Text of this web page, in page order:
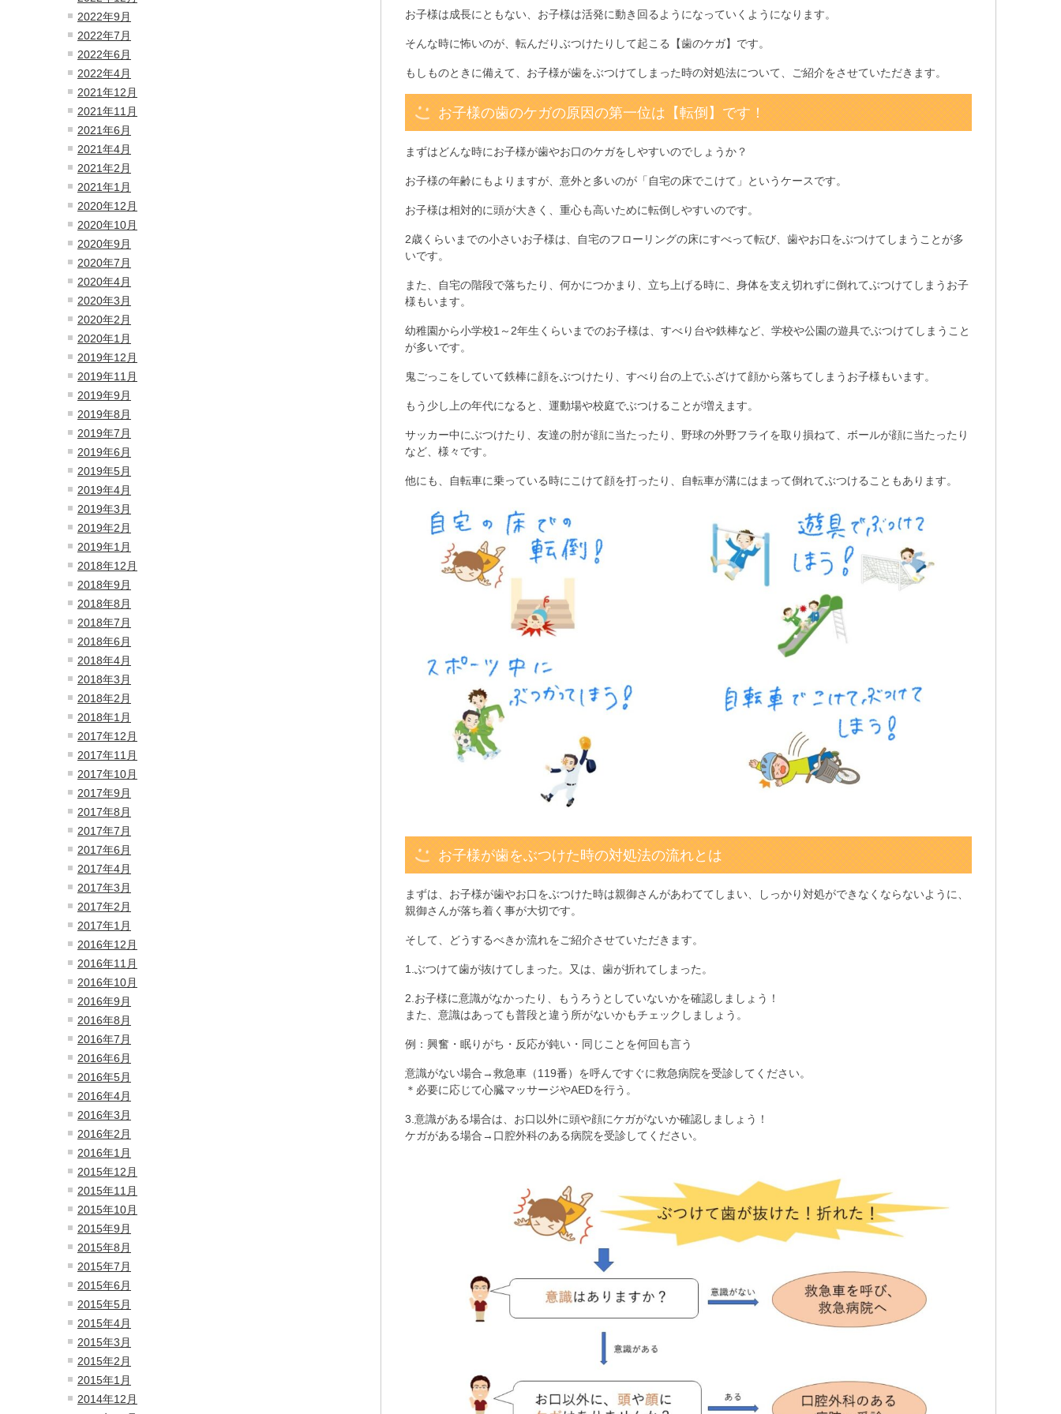
2022年9月
2022年7月
2022年6月
2022年4月
2021年12月
2021年11月
2021年6月
2021年4月
2021年2月
2021年1月
2020年12月
2020年10月
2020年9月
2020年7月
2020年4月
2020年3月
2020年2月
2020年1月
2019年12月
2019年11月
2019年9月
2019年8月
2019年7月
2019年6月
2019年5月
2019年4月
2019年3月
2019年2月
2019年1月
2018年12月
2018年9月
2018年8月
2018年7月
2018年6月
2018年4月
2018年3月
2018年2月
2018年1月
2017年12月
2017年11月
2017年10月
2017年9月
2017年8月
2017年7月
2017年6月
2017年4月
2017年3月
2017年2月
2017年1月
2016年12月
2016年11月
2016年10月
2016年9月
2016年8月
2016年7月
2016年6月
2016年5月
2016年4月
2016年3月
2016年2月
2016年1月
2015年12月
2015年11月
2015年10月
2015年9月
2015年8月
2015年7月
2015年6月
2015年5月
2015年4月
2015年3月
2015年2月
2015年1月
2014年12月
お子様は成長にともない、お子様は活発に動き回るようになっていくようになります。
そんな時に怖いのが、転んだりぶつけたりして起こる【歯のケガ】です。
もしものときに備えて、お子様が歯をぶつけてしまった時の対処法について、ご紹介をさせていただきます。
お子様の歯のケガの原因の第一位は【転倒】です！
まずはどんな時にお子様が歯やお口のケガをしやすいのでしょうか？
お子様の年齢にもよりますが、意外と多いのが「自宅の床でこけて」というケースです。
お子様は相対的に頭が大きく、重心も高いために転倒しやすいのです。
2歳くらいまでの小さいお子様は、自宅のフローリングの床にすべって転び、歯やお口をぶつけてしまうことが多
いです。
また、自宅の階段で落ちたり、何かにつかまり、立ち上げる時に、身体を支え切れずに倒れてぶつけてしまうお子
様もいます。
幼稚園から小学校1～2年生くらいまでのお子様は、すべり台や鉄棒など、学校や公園の遊具でぶつけてしまうこと
が多いです。
鬼ごっこをしていて鉄棒に顔をぶつけたり、すべり台の上でふざけて顔から落ちてしまうお子様もいます。
もう少し上の年代になると、運動場や校庭でぶつけることが増えます。
サッカー中にぶつけたり、友達の肘が顔に当たったり、野球の外野フライを取り損ねて、ボールが顔に当たったり
など、様々です。
他にも、自転車に乗っている時にこけて顔を打ったり、自転車が溝にはまって倒れてぶつけることもあります。
お子様が歯をぶつけた時の対処法の流れとは
まずは、お子様が歯やお口をぶつけた時は親御さんがあわててしまい、しっかり対処ができなくならないように、
親御さんが落ち着く事が大切です。
そして、どうするべきか流れをご紹介させていただきます。
1.ぶつけて歯が抜けてしまった。又は、歯が折れてしまった。
2.お子様に意識がなかったり、もうろうとしていないかを確認しましょう！
また、意識はあっても普段と違う所がないかもチェックしましょう。
例：興奮・眠りがち・反応が鈍い・同じことを何回も言う
意識がない場合→救急車（119番）を呼んですぐに救急病院を受診してください。
＊必要に応じて心臓マッサージやAEDを行う。
3.意識がある場合は、お口以外に頭や顔にケガがないか確認しましょう！
ケガがある場合→口腔外科のある病院を受診してください。